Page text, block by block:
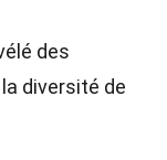
des
diversité de